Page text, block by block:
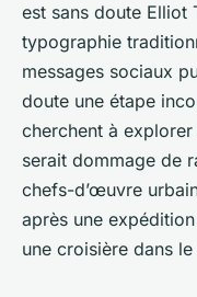
est sans doute Elliot
typographie
messages sociaux
doute une étape
cherchent à explorer
serait dommage de
chefs-d’œuvre
après une
une croisière dans